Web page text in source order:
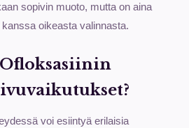
sopivin muoto, mutta on aina
oikeasta valinnasta.
voi esiintyä erilaisia